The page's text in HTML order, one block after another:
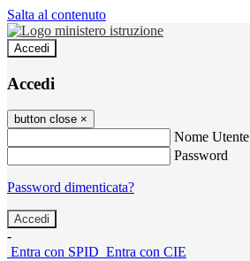
Salta al contenuto
Accedi
Accedi
button close ×
Nome Utente
Password
Password dimenticata?
-
Entra con SPID Entra con CIE